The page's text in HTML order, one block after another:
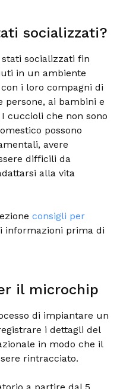
socializzati?
socializzati fin
in un ambiente
i loro compagni di
persone, ai bambini e
cuccioli che non sono
possono
avere
difficili da
alla vita
consigli per
informazioni prima di
il microchip
di impiantare un
i dettagli del
in modo che il
rintracciato.